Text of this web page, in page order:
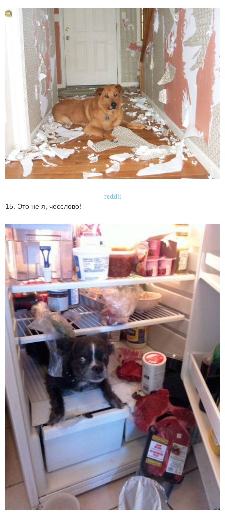
reddit
15. Это не я, чесслово!